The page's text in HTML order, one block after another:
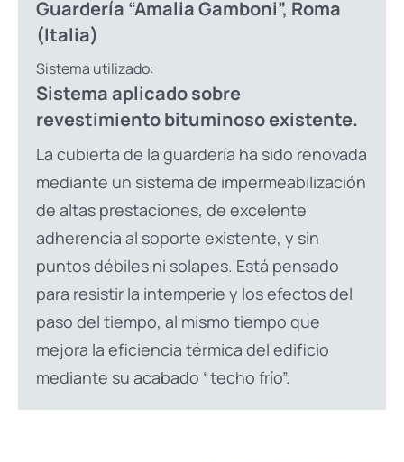
Guardería “Amalia Gamboni”, Roma
(Italia)
Sistema utilizado:
Sistema aplicado sobre
revestimiento bituminoso existente.
La cubierta de la guardería ha sido renovada
mediante un sistema de impermeabilización
de altas prestaciones, de excelente
adherencia al soporte existente, y sin
puntos débiles ni solapes. Está pensado
para resistir la intemperie y los efectos del
paso del tiempo, al mismo tiempo que
mejora la eficiencia térmica del edificio
mediante su acabado “techo frío”.